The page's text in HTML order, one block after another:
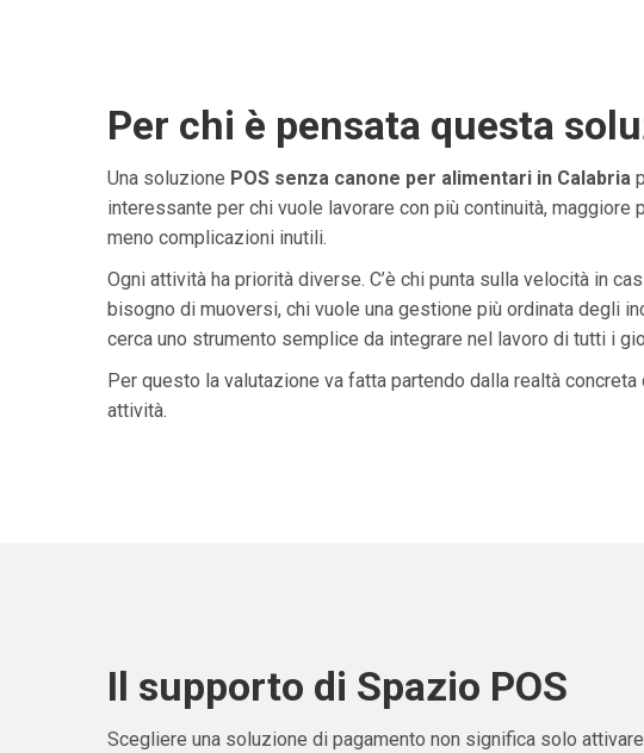
Per chi è pensata questa
Una soluzione POS senza canone per alimentari in Calabria
interessante per chi vuole lavorare con più continuità, maggiore
meno complicazioni inutili.
Ogni attività ha priorità diverse. C’è chi punta sulla velocità in
bisogno di muoversi, chi vuole una gestione più ordinata degli
cerca uno strumento semplice da integrare nel lavoro di tutti i
Per questo la valutazione va fatta partendo dalla realtà concreta
attività.
Il supporto di Spazio POS
Scegliere una soluzione di pagamento non significa solo